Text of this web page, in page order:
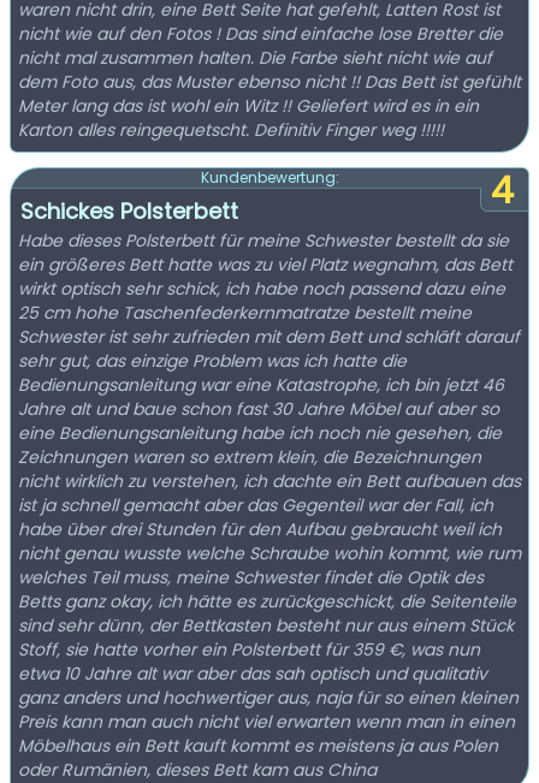
waren nicht drin, eine Bett Seite hat gefehlt, Latten Rost ist
nicht wie auf den Fotos ! Das sind einfache lose Bretter die
nicht mal zusammen halten. Die Farbe sieht nicht wie auf
dem Foto aus, das Muster ebenso nicht !! Das Bett ist gefühlt
Meter lang das ist wohl ein Witz !! Geliefert wird es in ein
Karton alles reingequetscht. Definitiv Finger weg !!!!!
4
Kundenbewertung:
Schickes Polsterbett
Habe dieses Polsterbett für meine Schwester bestellt da sie
ein größeres Bett hatte was zu viel Platz wegnahm, das Bett
wirkt optisch sehr schick, ich habe noch passend dazu eine
25 cm hohe Taschenfederkernmatratze bestellt meine
Schwester ist sehr zufrieden mit dem Bett und schläft darauf
sehr gut, das einzige Problem was ich hatte die
Bedienungsanleitung war eine Katastrophe, ich bin jetzt 46
Jahre alt und baue schon fast 30 Jahre Möbel auf aber so
eine Bedienungsanleitung habe ich noch nie gesehen, die
Zeichnungen waren so extrem klein, die Bezeichnungen
nicht wirklich zu verstehen, ich dachte ein Bett aufbauen das
ist ja schnell gemacht aber das Gegenteil war der Fall, ich
habe über drei Stunden für den Aufbau gebraucht weil ich
nicht genau wusste welche Schraube wohin kommt, wie rum
welches Teil muss, meine Schwester findet die Optik des
Betts ganz okay, ich hätte es zurückgeschickt, die Seitenteile
sind sehr dünn, der Bettkasten besteht nur aus einem Stück
Stoff, sie hatte vorher ein Polsterbett für 359 €, was nun
etwa 10 Jahre alt war aber das sah optisch und qualitativ
ganz anders und hochwertiger aus, naja für so einen kleinen
Preis kann man auch nicht viel erwarten wenn man in einen
Möbelhaus ein Bett kauft kommt es meistens ja aus Polen
oder Rumänien, dieses Bett kam aus China